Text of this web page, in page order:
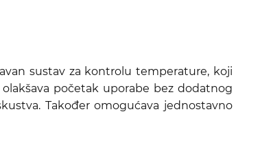
sustav za kontrolu temperature, koji
početak uporabe bez dodatnog
Također omogućava jednostavno